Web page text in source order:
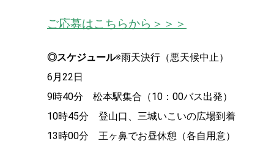
ご応募はこちらから＞＞＞
◎スケジュール※雨天決行（悪天候中止）
6月22日
9時40分 松本駅集合（10：00バス出発）
10時45分 登山口、三城いこいの広場到着
13時00分 王ヶ鼻でお昼休憩（各自用意）